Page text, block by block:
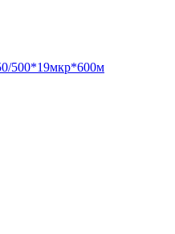
500*19мкр*600м